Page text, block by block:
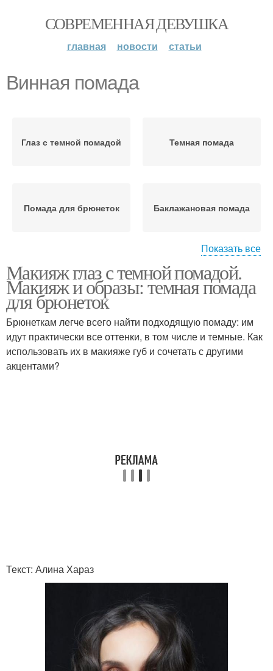
СОВРЕМЕННАЯ ДЕВУШКА
главная новости статьи
Винная помада
Глаз с темной помадой Темная помада
Помада для брюнеток Баклажановая помада
Коричневая помада Сливовая помада
Яркая помада
Показать все
Макияж глаз с темной помадой.
Макияж и образы: темная помада
для брюнеток
Брюнеткам легче всего найти подходящую помаду: им
идут практически все оттенки, в том числе и темные. Как
использовать их в макияже губ и сочетать с другими
акцентами?
Текст: Алина Хараз